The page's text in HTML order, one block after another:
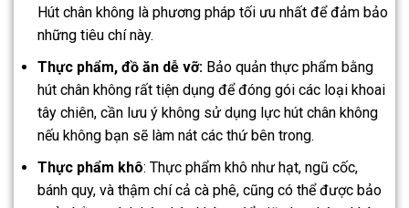
Hút chân không là phương pháp tối ưu nhất để đảm bảo
những tiêu chí này.
Thực phẩm, đồ ăn dễ vỡ:Bảo quản thực phẩm bằng
hút chân không rất tiện dụng để đóng gói các loại khoai
tây chiên, cần lưu ý không sử dụng lực hút chân không
nếu không bạn sẽ làm nát các thứ bên trong.
Thực phẩm khô: Thực phẩm khô như hạt, ngũ cốc,
bánh quy, và thậm chí cả cà phê, cũng có thể được bảo